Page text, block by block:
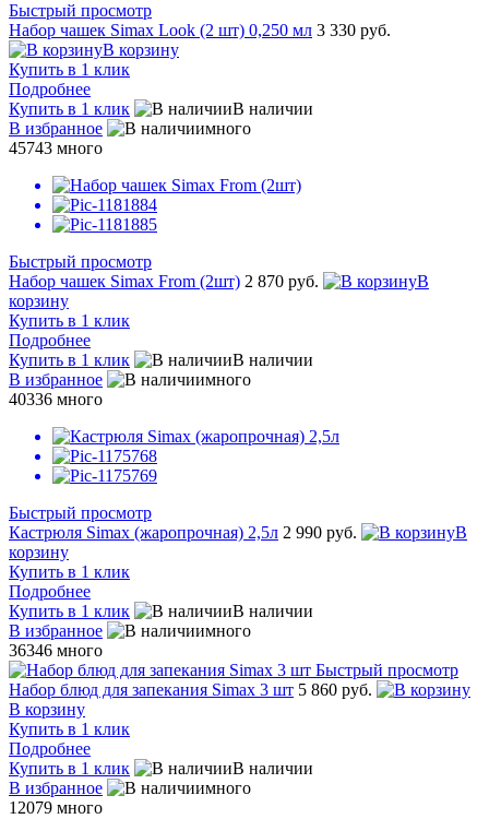
Быстрый просмотр
Набор чашек Simax Look (2 шт) 0,250 мл 3 330 руб.
В корзину
Купить в 1 клик
Подробнее
Купить в 1 клик
В наличии
В избранное
много
45743 много
Быстрый просмотр
Набор чашек Simax From (2шт) 2 870 руб.
В
корзину
Купить в 1 клик
Подробнее
Купить в 1 клик
В наличии
В избранное
много
40336 много
Быстрый просмотр
Кастрюля Simax (жаропрочная) 2,5л 2 990 руб.
В
корзину
Купить в 1 клик
Подробнее
Купить в 1 клик
В наличии
В избранное
много
36346 много
Быстрый просмотр
Набор блюд для запекания Simax 3 шт 5 860 руб.
В корзину
Купить в 1 клик
Подробнее
Купить в 1 клик
В наличии
В избранное
много
12079 много